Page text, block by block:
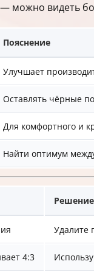
можно видеть
Пояснение
Улучшает
Оставлять чёрные
Для комфортного и
Найти оптимум
Решение
Удалите
4:3